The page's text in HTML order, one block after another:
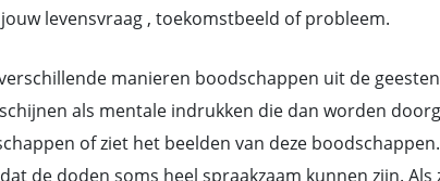
levensvraag , toekomstbeeld of probleem.
manieren boodschappen uit de
als mentale indrukken die dan worden
of ziet het beelden van deze
de doden soms heel spraakzaam kunnen zijn.